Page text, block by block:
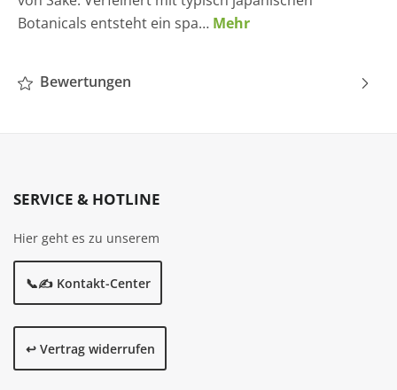
Botanicals entsteht ein spa… Mehr
Bewertungen
SERVICE & HOTLINE
Hier geht es zu unserem
📞✍️ Kontakt-Center
↩️ Vertrag widerrufen